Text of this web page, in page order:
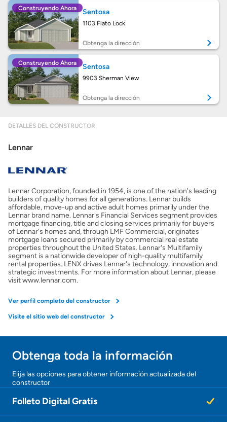
Obtener Aprobación Previa
Preparar mi casa para la venta
Seguro de propietarios
Obtener ofertas por mi casa
Construyendo Ahora Sentosa
1103 Flato Lock
Obtenga la dirección
Construyendo Ahora Sentosa
9903 Sherman View
Obtenga la dirección
DETALLES DEL CONSTRUCTOR
Lennar
Lennar Corporation, founded in 1954, is one of the nation's leading
builders of quality homes for all generations. Lennar builds
affordable, move-up and active adult homes primarily under the
Lennar brand name. Lennar's Financial Services segment provides
mortgage financing, title and closing services primarily for buyers
of Lennar's homes and, through LMF Commercial, originates
mortgage loans secured primarily by commercial real estate
properties throughout the United States. Lennar's Multifamily
segment is a nationwide developer of high-quality multifamily
rental properties. LENX drives Lennar's technology, innovation and
strategic investments. For more information about Lennar, please
visit www.lennar.com.
Ver perfil completo del constructor
Visite el sitio web del constructor
Obtenga toda la información
Elija las opciones para obtener información actualizada del
constructor
Folleto Digital Gratis